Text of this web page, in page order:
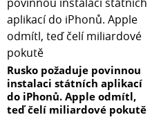
Rusko požaduje povinnou
instalaci státních aplikací
do iPhonů. Apple odmítl,
teď čelí miliardové pokutě